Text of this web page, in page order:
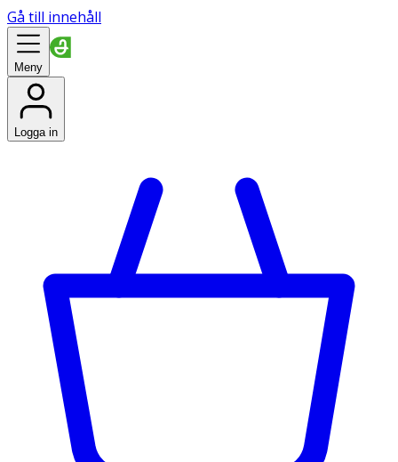
Gå till innehåll
Meny
Logga in